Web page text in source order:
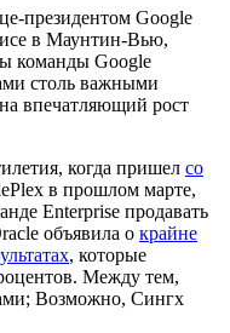
президентом Google
в Маунтин-Вью,
команды Google
столь важными
впечатляющий рост
когда пришел со
в прошлом марте,
Enterprise продавать
объявила о крайне
, которые
Между тем,
Возможно, Сингх